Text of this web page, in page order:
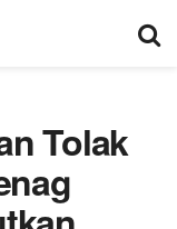
Tolak